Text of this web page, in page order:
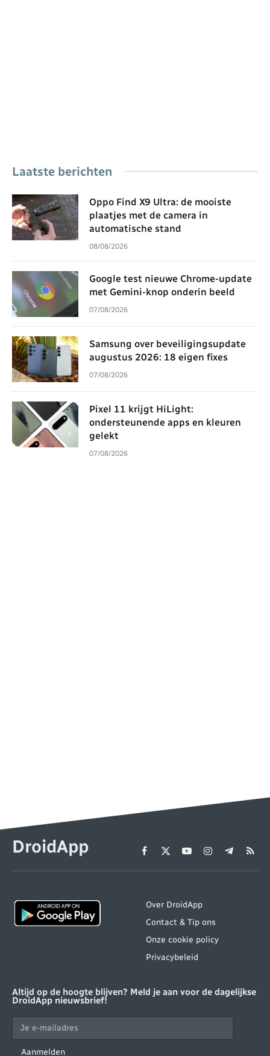
Laatste berichten
Oppo Find X9 Ultra: de mooiste
plaatjes met de camera in
automatische stand
08/08/2026
Google test nieuwe Chrome-update
met Gemini-knop onderin beeld
07/08/2026
Samsung over beveiligingsupdate
augustus 2026: 18 eigen fixes
07/08/2026
Pixel 11 krijgt HiLight:
ondersteunende apps en kleuren
gelekt
07/08/2026
DroidApp Facebook
X
(Twitter)
YouTubeInstagram
Telegram
RSS
Over DroidApp
Contact & Tip ons
Onze cookie policy
Privacybeleid
Altijd op de hoogte blijven? Meld je aan voor de dagelijkse
DroidApp nieuwsbrief!
Aanmelden